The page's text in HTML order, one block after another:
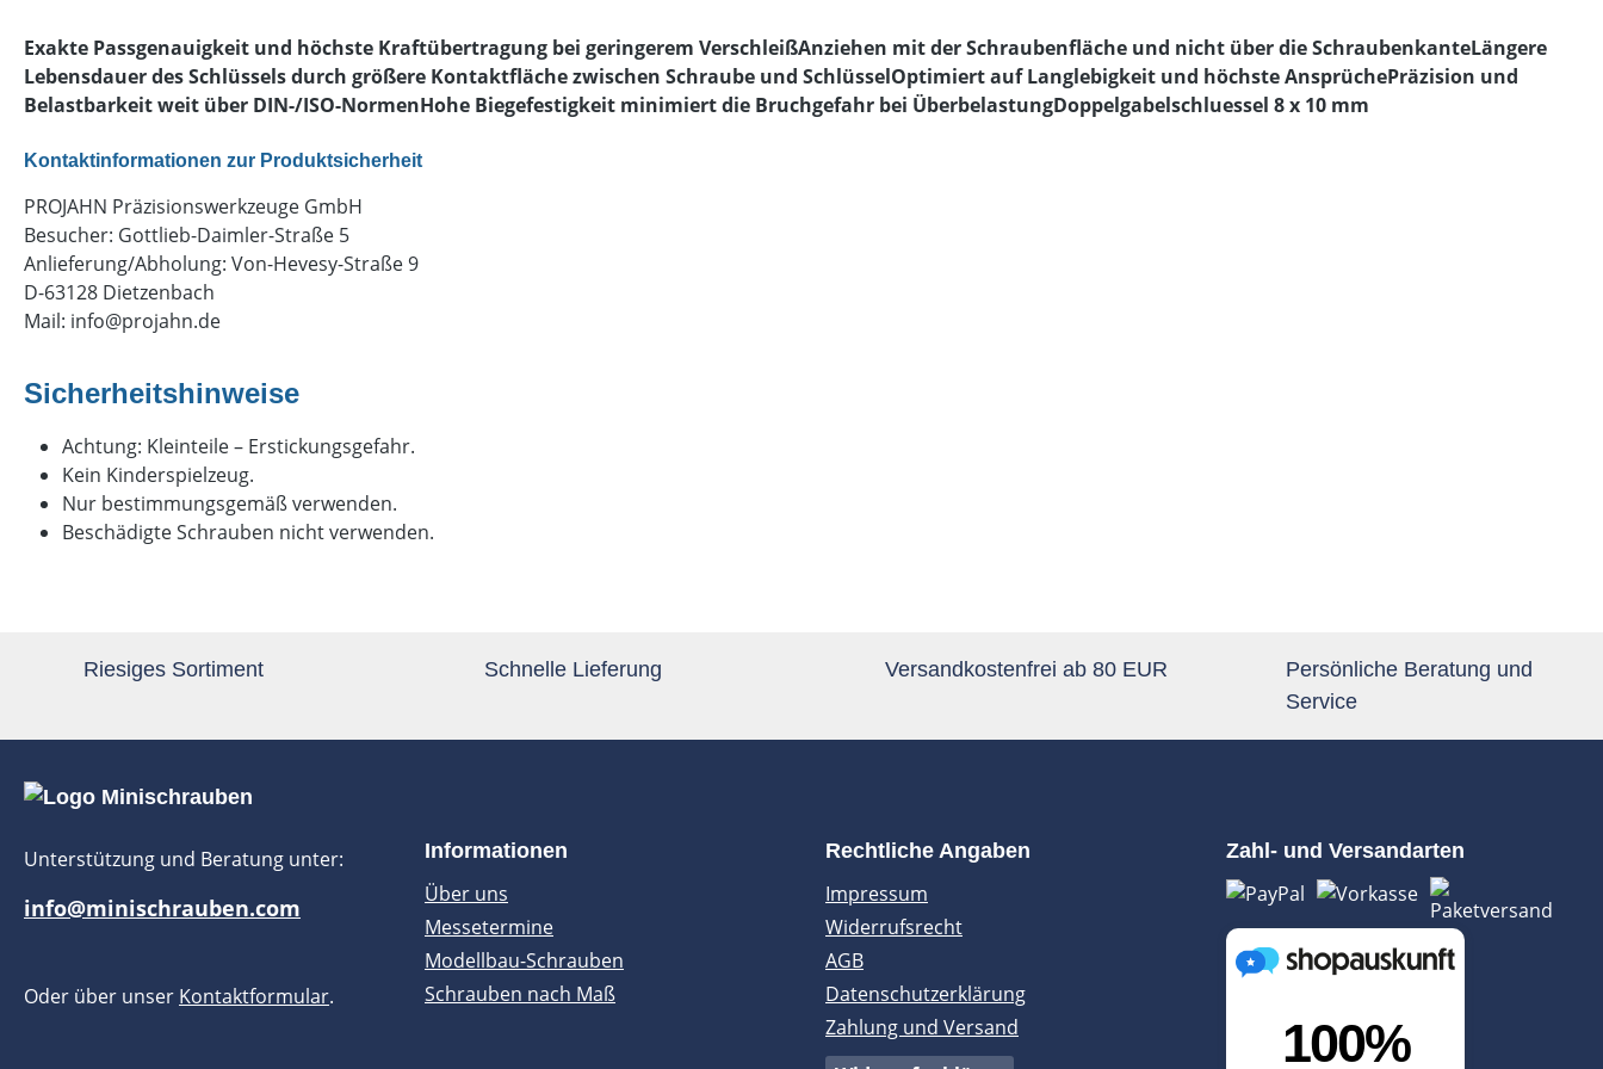
Exakte Passgenauigkeit und höchste Kraftübertragung bei geringerem VerschleißAnziehen mit der Schraubenfläche und nicht über die SchraubenkanteLängere
Lebensdauer des Schlüssels durch größere Kontaktfläche zwischen Schraube und SchlüsselOptimiert auf Langlebigkeit und höchste AnsprüchePräzision und
Belastbarkeit weit über DIN-/ISO-NormenHohe Biegefestigkeit minimiert die Bruchgefahr bei ÜberbelastungDoppelgabelschluessel 8 x 10 mm
Kontaktinformationen zur Produktsicherheit
PROJAHN Präzisionswerkzeuge GmbH
Besucher: Gottlieb-Daimler-Straße 5
Anlieferung/Abholung: Von-Hevesy-Straße 9
D-63128 Dietzenbach
Mail: info@projahn.de
Sicherheitshinweise
Achtung: Kleinteile – Erstickungsgefahr.
Kein Kinderspielzeug.
Nur bestimmungsgemäß verwenden.
Beschädigte Schrauben nicht verwenden.
Riesiges Sortiment Schnelle Lieferung Versandkostenfrei ab 80 EUR
Persönliche Beratung und
Service
Unterstützung und Beratung unter:
info@minischrauben.com
Oder über unser Kontaktformular.
Informationen
Über uns
Messetermine
Modellbau-Schrauben
Schrauben nach Maß
Rechtliche Angaben
Impressum
Widerrufsrecht
AGB
Datenschutzerklärung
Zahlung und Versand
Zahl- und Versandarten